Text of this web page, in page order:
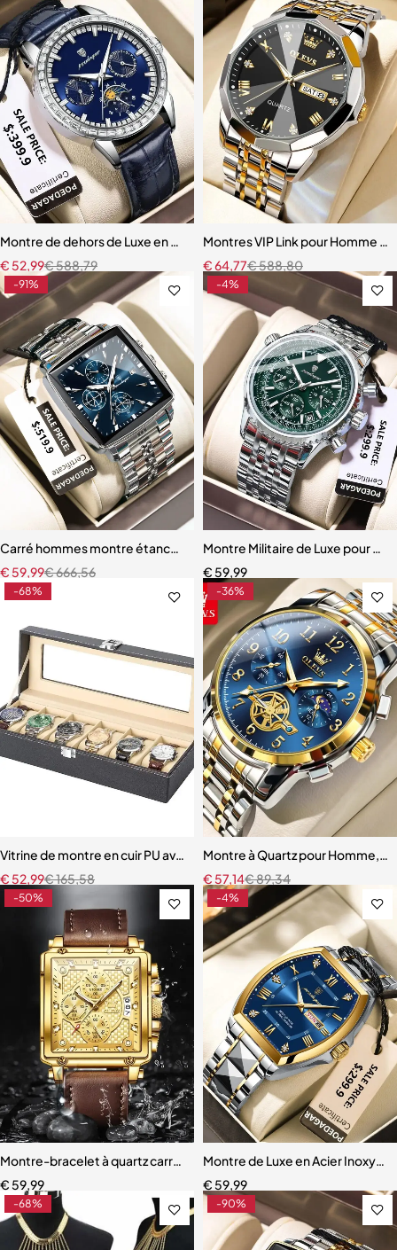
Montre de dehors de Luxe en Cuir pour Homme
€588,79
€ 52,99
Montres VIP Link pour Homme et
€588,80
€64,77
-91%
Carré hommes montre étanche lumineux chronographe
€666,56
€ 59,99
-4%
Montre Militaire de Luxe pour
€ 59,99
-68%
Vitrine de montre en cuir PU avec dessus en verre
€165,58
€ 52,99
-36%
Montre à Quartz pour Homme,
€89,34
€ 57,14
-50%
Montre-bracelet à quartz carrée étanche pour homme
€ 59,99
-4%
Montre de Luxe en Acier
€ 59,99
-68% -90%